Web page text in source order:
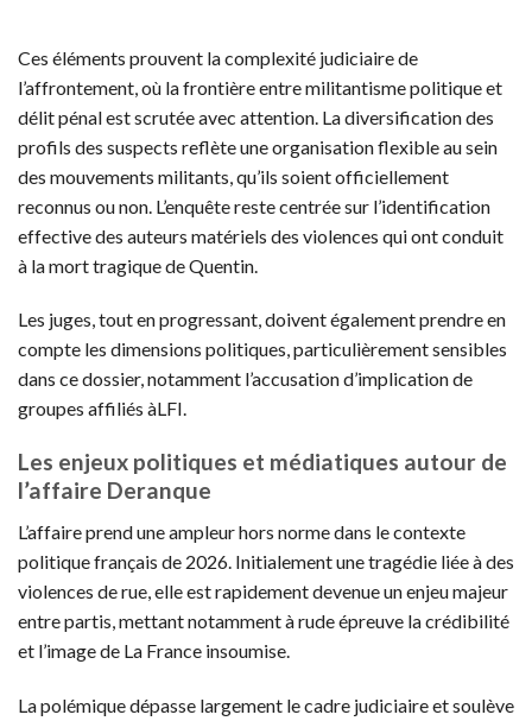
Ces éléments prouvent la complexité judiciaire de
l’affrontement, où la frontière entre militantisme politique et
délit pénal est scrutée avec attention. La diversification des
profils des suspects reflète une organisation flexible au sein
des mouvements militants, qu’ils soient officiellement
reconnus ou non. L’enquête reste centrée sur l’identification
effective des auteurs matériels des violences qui ont conduit
à la mort tragique de Quentin.
Les juges, tout en progressant, doivent également prendre en
compte les dimensions politiques, particulièrement sensibles
dans ce dossier, notamment l’accusation d’implication de
groupes affiliés àLFI.
Les enjeux politiques et médiatiques autour de
l’affaire Deranque
L’affaire prend une ampleur hors norme dans le contexte
politique français de 2026. Initialement une tragédie liée à des
violences de rue, elle est rapidement devenue un enjeu majeur
entre partis, mettant notamment à rude épreuve la crédibilité
et l’image de La France insoumise.
La polémique dépasse largement le cadre judiciaire et soulève